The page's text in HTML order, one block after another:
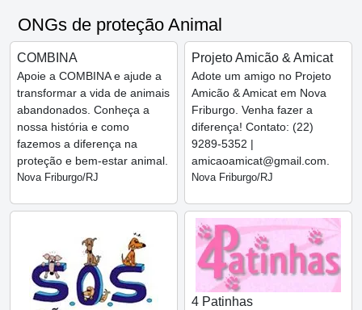
ONGs de proteção Animal
COMBINA
Apoie a COMBINA e ajude a
transformar a vida de animais
abandonados. Conheça a
nossa história e como
fazemos a diferença na
proteção e bem-estar animal.
Nova Friburgo/RJ
Projeto Amicão & Amicat
Adote um amigo no Projeto
Amicão & Amicat em Nova
Friburgo. Venha fazer a
diferença! Contato: (22)
9289-5352 |
amicaoamicat@gmail.com.
Nova Friburgo/RJ
4 Patinhas